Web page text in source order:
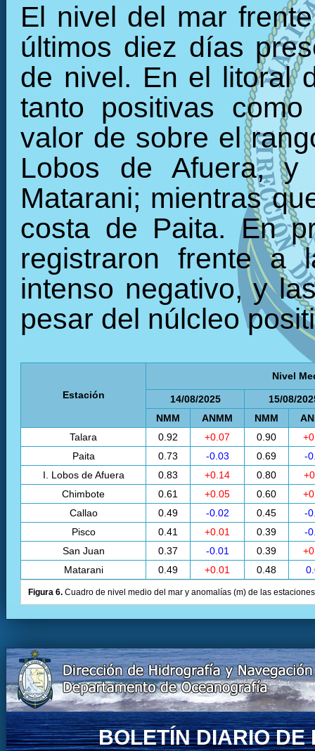
El nivel del mar
últimos diez días
de nivel. En el litoral
tanto positivas
valor de sobre el
Lobos de Afuera,
Matarani; mientras
costa de Paita. En
registraron frente a
intenso negativo, y
pesar del núlcleo
Estación
Nivel
14/08/2025
15/08/
NMM
ANMM NMM
Talara
0.92 +0.07 0.90
Paita
0.73 -0.03 0.69
-
I. Lobos de Afuera
0.83 +0.14 0.80
Chimbote
0.61 +0.05 0.60
Callao
0.49 -0.02 0.45
-
Pisco
0.41 +0.01 0.39
-
San Juan
0.37 -0.01 0.39
Matarani
0.49 +0.01 0.48
Figura 6. Cuadro de nivel medio del mar y anomalías (m) de las
BOLETÍN DIARIO DE